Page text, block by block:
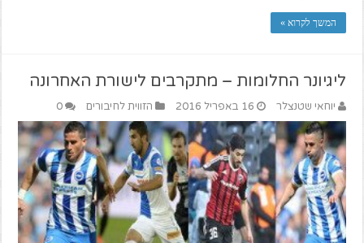
המשך לקרוא »
ליגיונר החלומות – מתקרבים לישורת האחרונה
יוחאי שטנצלר 16 באפריל 2016 הזווית לחיבורים 0